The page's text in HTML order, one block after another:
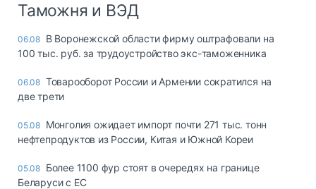
Таможня и ВЭД
06.08 В Воронежской области фирму оштрафовали на
100 тыс. руб. за трудоустройство экс-таможенника
06.08 Товарооборот России и Армении сократился на
две трети
05.08 Монголия ожидает импорт почти 271 тыс. тонн
нефтепродуктов из России, Китая и Южной Кореи
05.08 Более 1100 фур стоят в очередях на границе
Беларуси с ЕС